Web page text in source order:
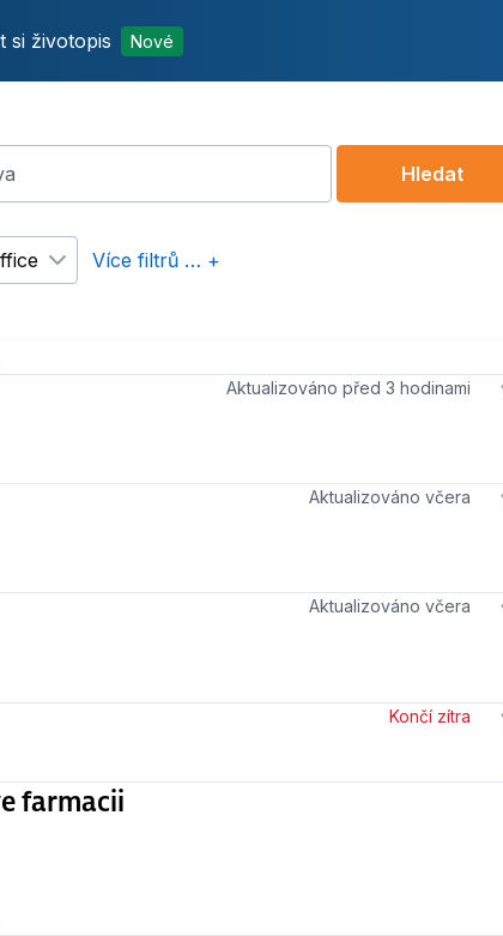
si životopis Nové
Změnit filtr Home office
Více filtrů … +
Hledat
Aktualizováno před 3 hodinami
Aktualizováno včera
Aktualizováno včera
Končí zítra
farmacii